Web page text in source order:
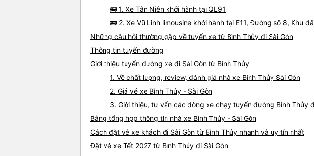
🚌 1. Xe Tân Niên khởi hành tại QL91
🚌 2. Xe Vũ Linh limousine khởi hành tại E11, Đường số 8, Khu
Những câu hỏi thường gặp về tuyến xe từ Bình Thủy đi Sài Gòn
Thông tin tuyến đường
Giới thiệu tuyến đường xe đi Sài Gòn từ Bình Thủy
1. Về chất lượng, review, đánh giá nhà xe Bình Thủy Sài Gòn
2. Giá vé xe Bình Thủy - Sài Gòn
3. Giới thiệu, tư vấn các dòng xe chạy tuyến đường Bình Thủy
Bảng tổng hợp thông tin nhà xe Bình Thủy - Sài Gòn
Cách đặt vé xe khách đi Sài Gòn từ Bình Thủy nhanh và uy tín nhất
Đặt vé xe Tết 2027 từ Bình Thủy đi Sài Gòn